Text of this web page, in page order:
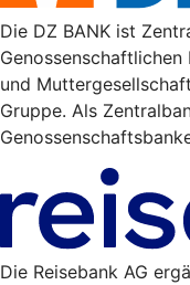
Die DZ BANK ist
und
Gruppe. Als
Die Reisebank AG